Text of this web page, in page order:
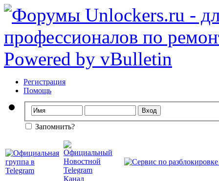
Регистрация
Помощь
Запомнить?